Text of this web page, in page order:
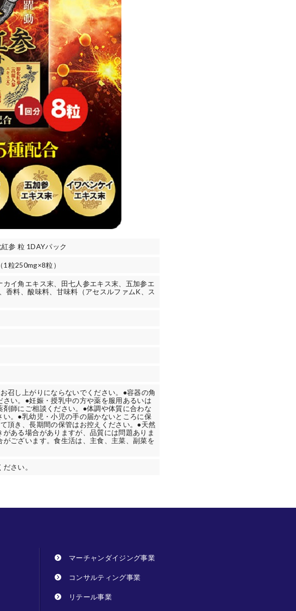
参 粒 1DAYパック
粒250mg×8粒）
イ角エキス末、田七人参エキス末、五加参エ
香料、酸味料、甘味料（アセスルファムK、ス
召し上がりにならないでください。●容器の角
い。●妊娠・授乳中の方や薬を服用あるいは
師にご相談ください。●体調や体質に合わな
。●乳幼児・小児の手の届かないところに保
頂き、長期間の保管はお控えください。●天然
ある場合がありますが、品質には問題ありま
ございます。食生活は、主食、主菜、副菜を
さい。
マーチャンダイジング事業
コンサルティング事業
リテール事業